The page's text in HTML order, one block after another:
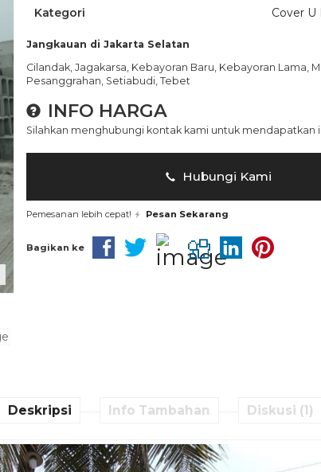
Kategori
Cover U
Jangkauan di Jakarta Selatan
Cilandak, Jagakarsa, Kebayoran Baru, Kebayoran Lama,
Pesanggrahan, Setiabudi, Tebet
INFO HARGA
Silahkan menghubungi kontak kami untuk mendapatkan
Hubungi Kami
Pemesanan lebih cepat! Pesan Sekarang
Bagikan ke
Deskripsi Info Tambahan Diskusi (1)